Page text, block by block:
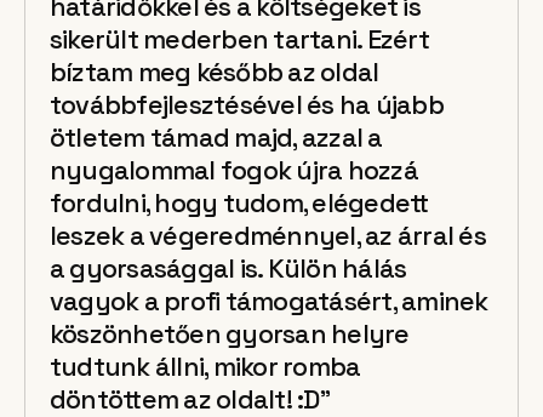
határidőkkel és a költségeket is
sikerült mederben tartani. Ezért
bíztam meg később az oldal
továbbfejlesztésével és ha újabb
ötletem támad majd, azzal a
nyugalommal fogok újra hozzá
fordulni, hogy tudom, elégedett
leszek a végeredménnyel, az árral és
a gyorsasággal is. Külön hálás
vagyok a profi támogatásért, aminek
köszönhetően gyorsan helyre
tudtunk állni, mikor romba
döntöttem az oldalt! :D”